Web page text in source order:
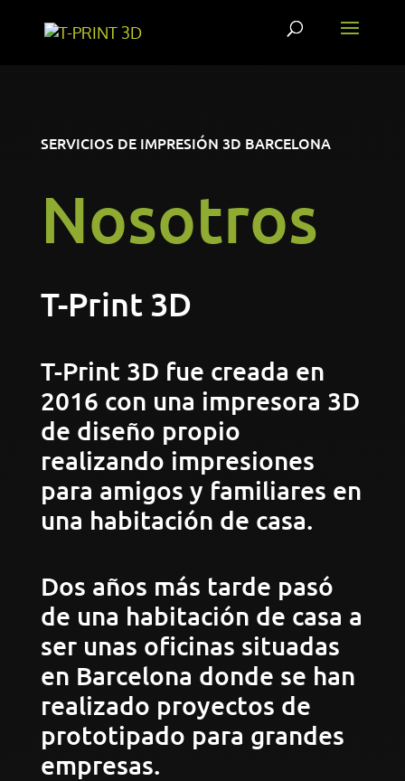
SERVICIOS DE IMPRESIÓN 3D BARCELONA
Nosotros
T-Print 3D
T-Print 3D fue creada en
2016 con una impresora 3D
de diseño propio
realizando impresiones
para amigos y familiares en
una habitación de casa.
Dos años más tarde pasó
de una habitación de casa a
ser unas oficinas situadas
en Barcelona donde se han
realizado proyectos de
prototipado para grandes
empresas.